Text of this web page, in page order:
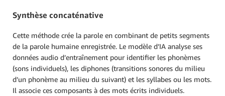
Synthèse concaténative
Cette méthode crée la parole en combinant de petits segments
de la parole humaine enregistrée. Le modèle d’IA analyse ses
données audio d’entraînement pour identifier les phonèmes
(sons individuels), les diphones (transitions sonores du milieu
d’un phonème au milieu du suivant) et les syllabes ou les mots.
Il associe ces composants à des mots écrits individuels.